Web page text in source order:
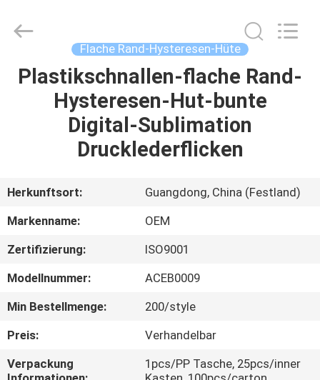
HAUS
PRODUKTE
UNS
AUSFLUG
QUALITÄTSKONTROLLE
TRETEN
Ltd..
Flache Rand-Hysteresen-Hüte
Plastikschnallen-flache Rand-
Hysteresen-Hut-bunte
Digital-Sublimation
Drucklederflicken
Herkunftsort:
Guangdong, China (Festland)
Markenname:
OEM
Zertifizierung:
ISO9001
Modellnummer:
ACEB0009
Min Bestellmenge:
200/style
Preis:
Verhandelbar
Verpackung
1pcs/PP Tasche, 25pcs/inner